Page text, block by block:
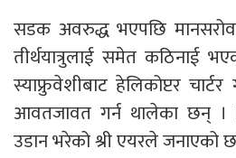
सडक अवरुद्ध भएपछि
तीर्थयात्रुलाई समेत कठिनाई
स्याफ्रुवेशीबाट हेलिकोप्टर
आवतजावत गर्न थालेका छन् ।
उडान भरेको श्री एयरले जनाएको